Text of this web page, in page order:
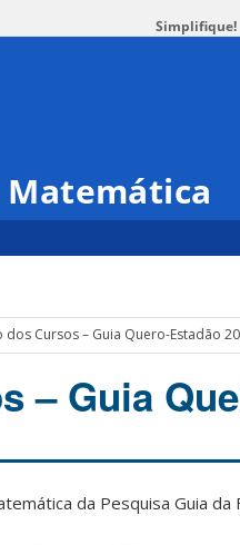
Simplifique!
Matemática
dos Cursos – Guia Quero-Estadão
– Guia
da Pesquisa Guia da